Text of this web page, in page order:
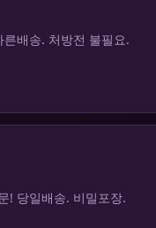
배송. 처방전 불필요.
! 당일배송. 비밀포장.